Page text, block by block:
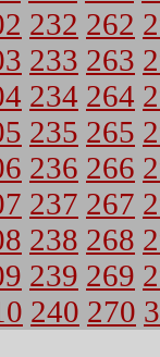
232 262
233 263
234 264
235 265
236 266
237 267
238 268
239 269
240 270